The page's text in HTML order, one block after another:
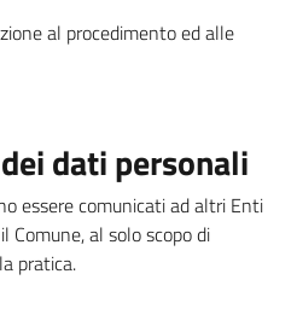
al procedimento ed alle
dati personali
essere comunicati ad altri Enti
Comune, al solo scopo di
pratica.